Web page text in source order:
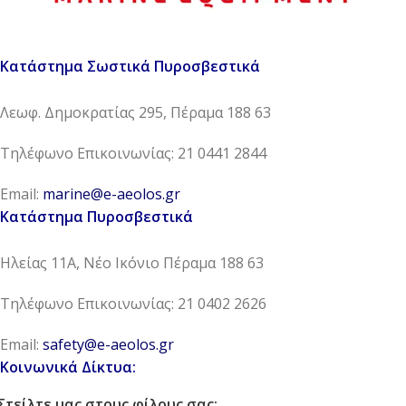
Κατάστημα Σωστικά Πυροσβεστικά
Λεωφ. Δημοκρατίας 295, Πέραμα 188 63
Τηλέφωνο Επικοινωνίας: 21 0441 2844
Email: marine@e-aeolos.gr
Κατάστημα Πυροσβεστικά
Ηλείας 11Α, Νέο Ικόνιο Πέραμα 188 63
Τηλέφωνο Επικοινωνίας: 21 0402 2626
Email: safety@e-aeolos.gr
Κοινωνικά Δίκτυα: